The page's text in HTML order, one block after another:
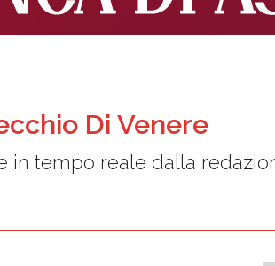
Di Venere
in tempo reale dalla